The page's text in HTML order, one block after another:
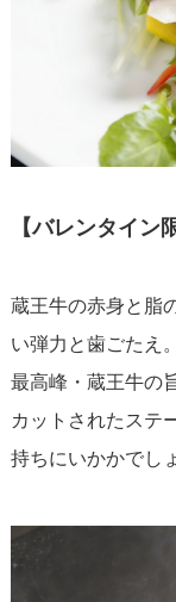
【バレンタイン
蔵王牛の赤身と脂
い弾力と歯ごたえ
最高峰・蔵王牛の
カットされたステ
持ちにいかかでし